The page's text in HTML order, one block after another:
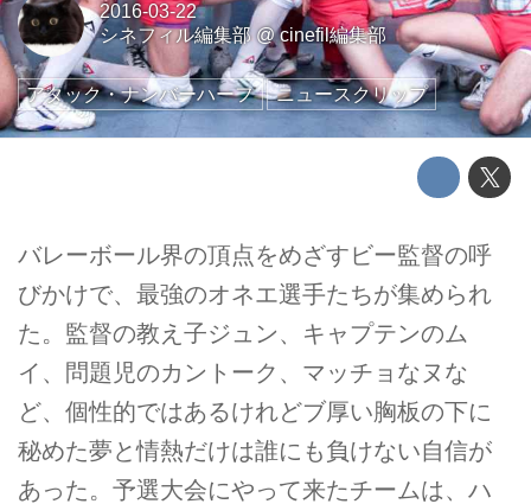
2016-03-22
シネフィル編集部@cinefil編集部
アタック・ナンバーハーフ ニュースクリップ
バレーボール界の頂点をめざすビー監督の呼
びかけで、最強のオネエ選手たちが集められ
た。監督の教え子ジュン、キャプテンのム
イ、問題児のカントーク、マッチョなヌな
ど、個性的ではあるけれどブ厚い胸板の下に
秘めた夢と情熱だけは誰にも負けない自信が
あった。予選大会にやって来たチームは、ハ